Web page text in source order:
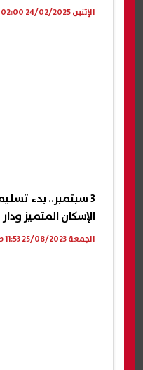
الإثنين 24/02/2025 02:00 م
3 سبتمبر.. بدء
الإسكان المتميز
الجمعة 25/08/2023 11:53 ص